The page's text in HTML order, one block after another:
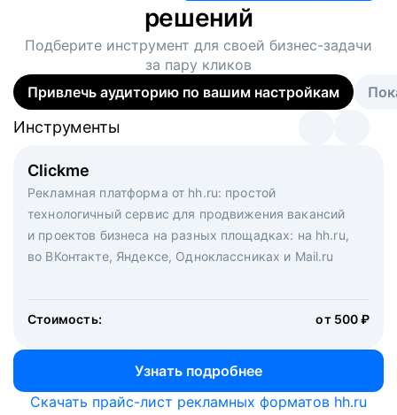
решений
Подберите инструмент для своей бизнес-задачи
за пару кликов
Привлечь аудиторию по вашим настройкам
Clickme
Рекламная платформа от hh.ru: простой
технологичный сервис для продвижения вакансий
и проектов бизнеса на разных площадках: на hh.ru,
во ВКонтакте, Яндексе, Одноклассниках и Mail.ru
Стоимость: от 500 ₽
Узнать подробнее
Инструменты
Вакансия дня
Рекламный формат для вакансий на главной странице
hh.ru. Увеличивает количество откликов
Инструменты
Массовый подбор под ключ. Решите, сколько
кандидатов и когда вам нужно, и за дело возьмутся
маркетологи, рекрутеры и проектные менеджеры
hh.ru с целым набором digital-инструментов
Инструменты
Скачать прайс-лист рекламных форматов hh.ru